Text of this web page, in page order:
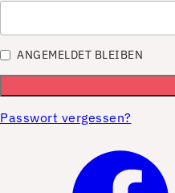
ANGEMELDET BLEIBEN
Passwort vergessen?